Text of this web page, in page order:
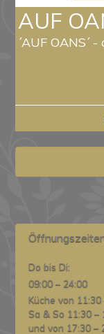
AUF
´AUF OANS´
Do bis Di:
09:00 – 24:00
Küche von 11:30
Sa & So 11:30 –
und von 17:30 –